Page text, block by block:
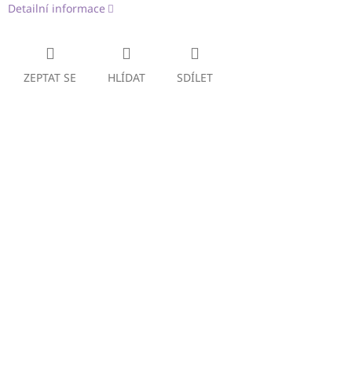
Detailní informace
ZEPTAT SE HLÍDAT SDÍLET